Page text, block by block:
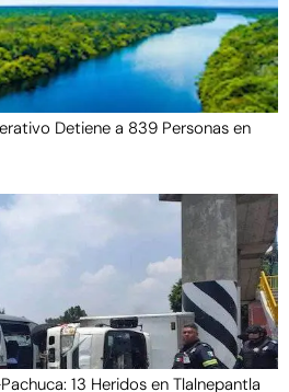
Detiene a 839 Personas en
13 Heridos en Tlalnepantla